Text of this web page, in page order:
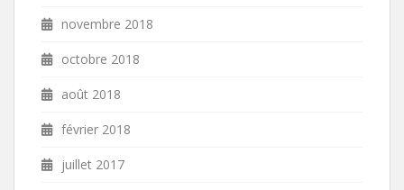
novembre 2018
octobre 2018
août 2018
février 2018
juillet 2017